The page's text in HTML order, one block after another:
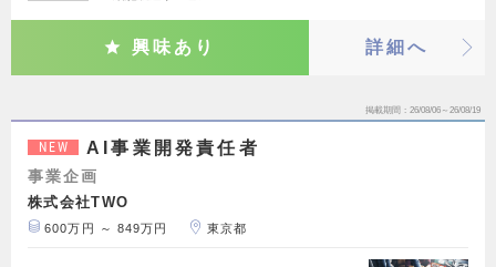
興味あり 詳細へ
掲載期間 26/08/06～26/08/19
NEW AI事業開発責任者
事業企画
株式会社TWO
600万円 ～ 849万円 東京都